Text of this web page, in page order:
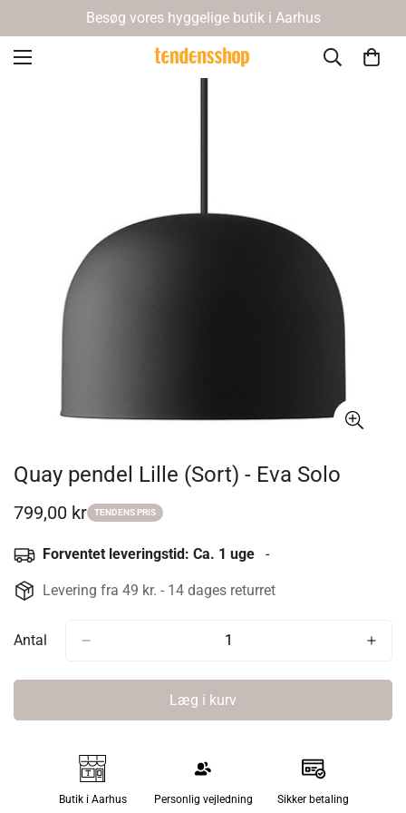
Besøg vores hyggelige butik i Aarhus
Quay pendel Lille (Sort) - Eva Solo
Udsalgspris
799,00 kr TENDENS PRIS
Forventet leveringstid: Ca. 1 uge -
Levering fra 49 kr. - 14 dages returret
Antal
Læg i kurv
Butik i Aarhus Personlig vejledning Sikker betaling